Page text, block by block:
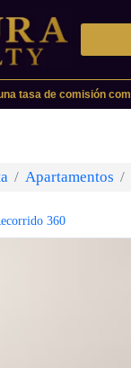
tasa de comisión
Apartamentos
360